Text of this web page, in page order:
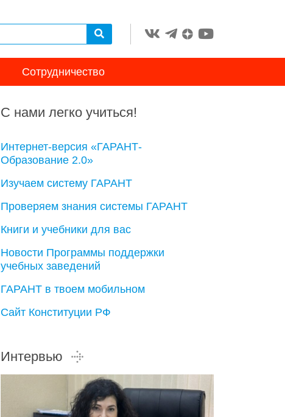
Сотрудничество
С нами легко учиться!
Интернет-версия «ГАРАНТ-
Образование 2.0»
Изучаем систему ГАРАНТ
Проверяем знания системы ГАРАНТ
Книги и учебники для вас
Новости Программы поддержки
учебных заведений
ГАРАНТ в твоем мобильном
Сайт Конституции РФ
Интервью